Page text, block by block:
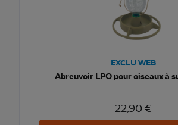
EXCLU WEB
Abreuvoir LPO pour oiseaux à
22,90 €